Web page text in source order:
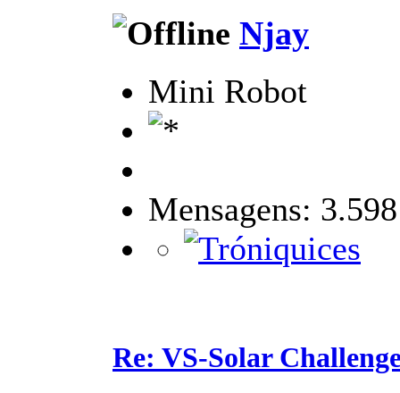
Njay
Mini Robot
Mensagens: 3.598
Re: VS-Solar